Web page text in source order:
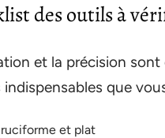
des outils à
et la précision
que
et plat